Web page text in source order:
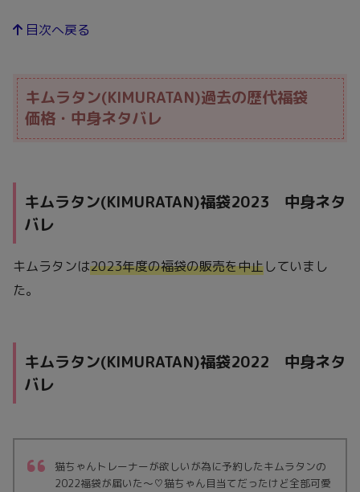
目次へ戻る
キムラタン(KIMURATAN)過去の歴代福袋
価格・中身ネタバレ
キムラタン(KIMURATAN)福袋2023 中身ネタ
バレ
キムラタンは2023年度の福袋の販売を中止していまし
た。
キムラタン(KIMURATAN)福袋2022 中身ネタ
バレ
猫ちゃんトレーナーが欲しいが為に予約したキムラタンの
2022福袋が届いた～♡猫ちゃん目当てだったけど全部可愛